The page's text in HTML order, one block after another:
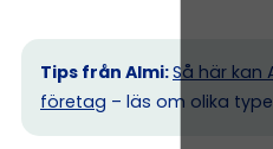
Tips från Almi:Så här kan
företag – läs om olika